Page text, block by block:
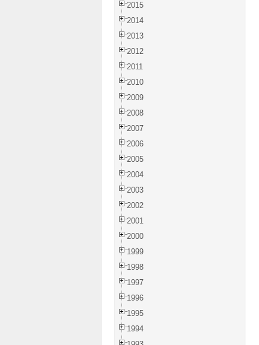
2015
2014
2013
2012
2011
2010
2009
2008
2007
2006
2005
2004
2003
2002
2001
2000
1999
1998
1997
1996
1995
1994